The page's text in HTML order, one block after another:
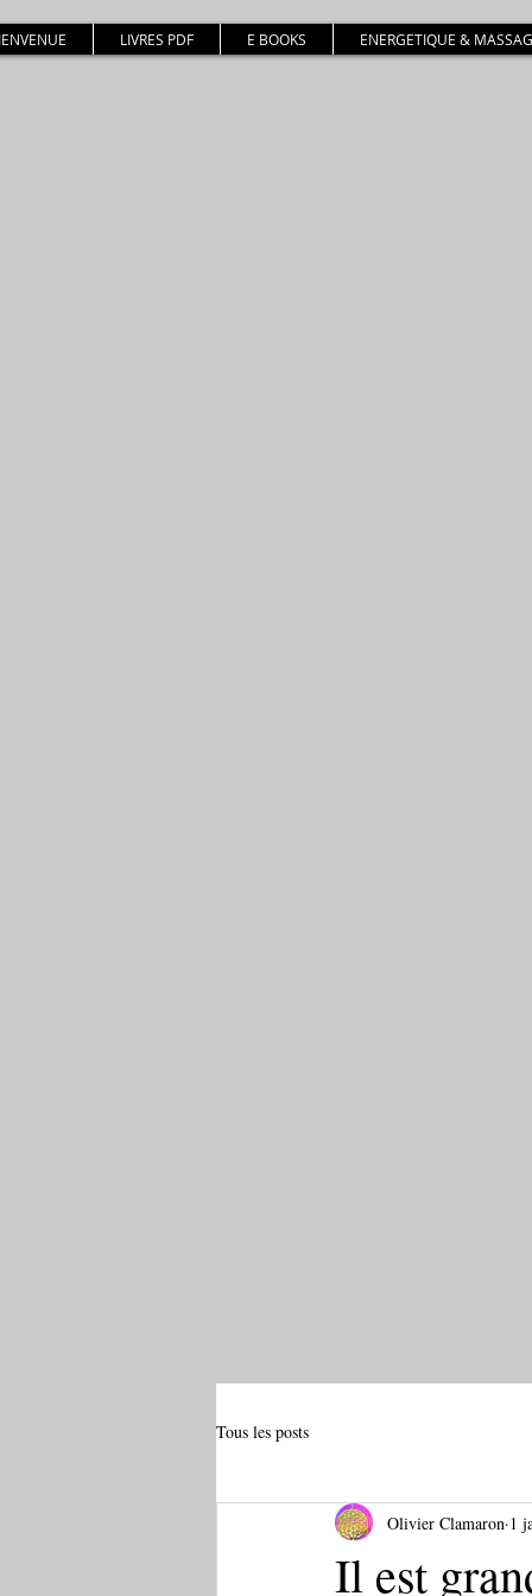
LIVRES PDF E BOOKS ENERGETIQUE &
Tous les posts
Il est
Olivier Clamaron 1